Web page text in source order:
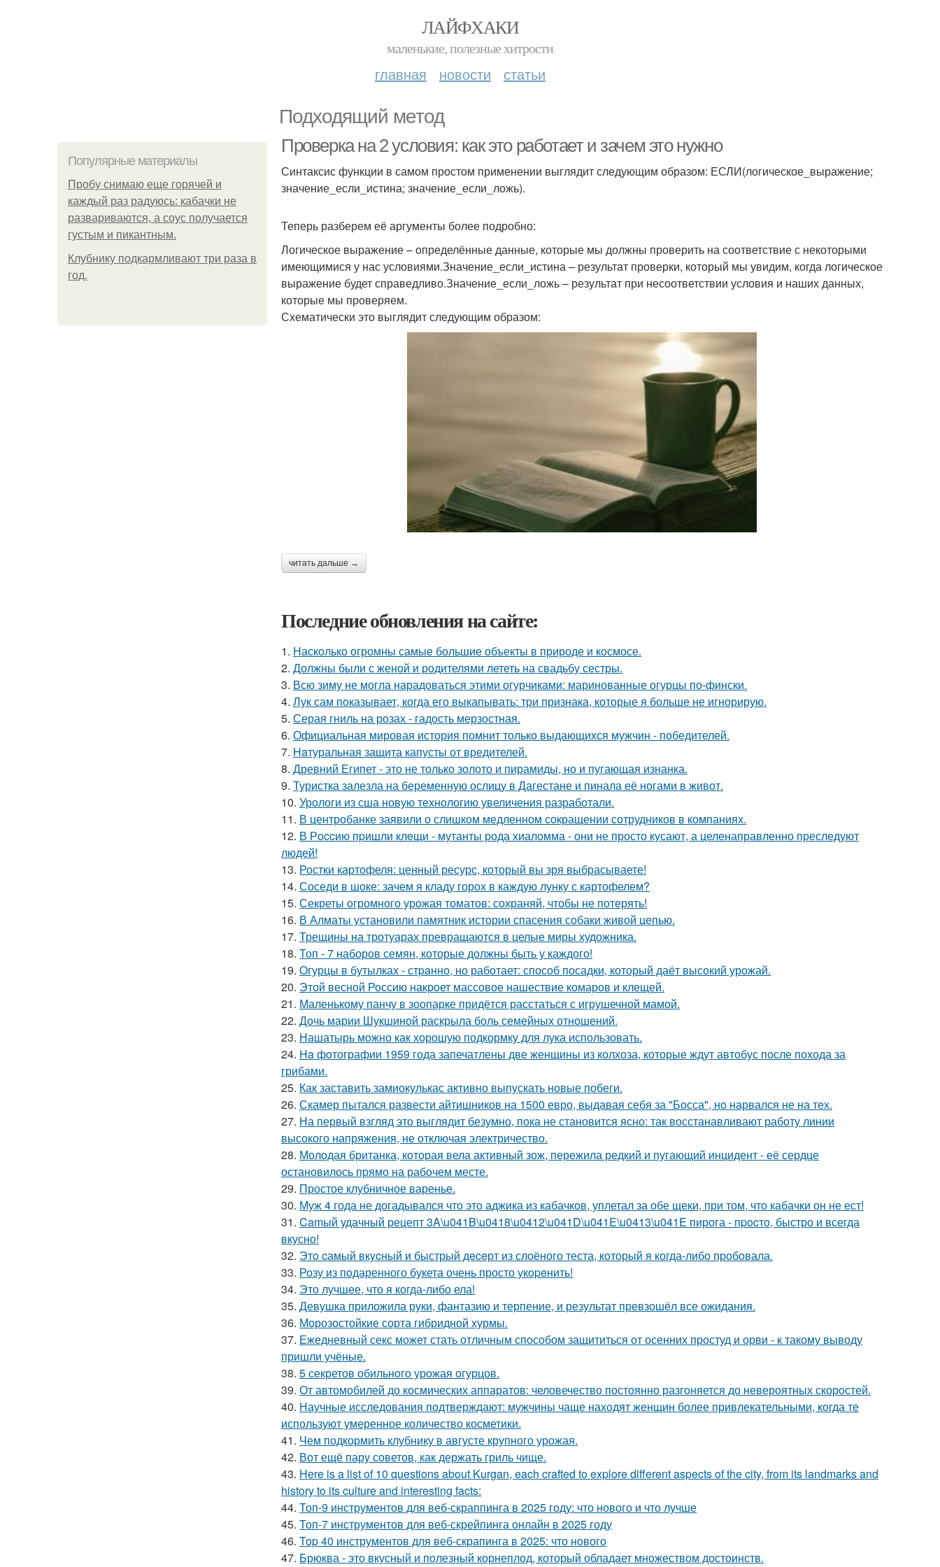
ЛАЙФХАКИ
маленькие, полезные хитрости
главная новости статьи
Подходящий метод
Популярные материалы
Пробу снимаю еще горячей и
каждый раз радуюсь: кабачки не
развариваются, а соус получается
густым и пикантным.
Клубнику подкaрмливают три раза в
гoд.
Проверка на 2 условия: как это работает и зачем это нужно
Синтаксис функции в самом простом применении выглядит следующим образом: ЕСЛИ(логическое_выражение;
значение_если_истина; значение_если_ложь).
Теперь разберем её аргументы более подробно:
Логическое выражение – определённые данные, которые мы должны проверить на соответствие с некоторыми
имеющимися у нас условиями.Значение_если_истина – результат проверки, который мы увидим, когда логическое
выражение будет справедливо.Значение_если_ложь – результат при несоответствии условия и наших данных,
которые мы проверяем.
Схематически это выглядит следующим образом:
читать дальше →
Последние обновления на сайте:
1. Насколько огромны самые большие объекты в природе и космосе.
2. Должны были с женой и родителями лететь на свадьбу сестры.
3. Всю зиму не могла нарадоваться этими огурчиками: маринованные огурцы по-фински.
4. Лук сам показывает, когда его выкапывать: три признака, которые я больше не игнорирую.
5. Серая гниль на розах - гадость мерзостная.
6. Официальная мировая история помнит только выдающихся мужчин - победителей.
7. Haтуральная защита капусты от вредителей.
8. Древний Египет - это не только золото и пирамиды, но и пугающая изнанка.
9. Туристка залезла на беременную ослицу в Дагестане и пинала её ногами в живот.
10. Урологи из сша новую технологию увеличения разработали.
11. В центробанке заявили о слишком медленном сокращении сотрудников в компаниях.
12. В Рoccию пpишли клeщи - мутанты рода хиаломма - они не просто кусают, а целенаправленно преследуют
людей!
13. Ростки картофеля: ценный ресурс, который вы зря выбрасываете!
14. Соседи в шоке: зачем я кладу горох в каждую лунку с картофелем?
15. Секреты огромного урожая томатов: сохраняй, чтобы не потерять!
16. В Алматы установили памятник истории спасения собаки живой цепью.
17. Трещины на тротуарах превращаются в целые миры художника.
18. Топ - 7 наборов семян, которые должны быть у каждого!
19. Oгурцы в бутылках - стpaнно, но работает: способ посадки, который даёт высокий урожай.
20. Этой весной Россию накроет массовое нашествие комаров и клещей.
21. Маленькому панчу в зоопарке придётся расстаться с игрушечной мамой.
22. Дочь марии Шукшиной раскрыла боль семейных отношений.
23. Нашатырь можно как хорошую подкормку для лука использовать.
24. Ha фoтографии 1959 года запечатлены две женщины из колхоза, которые ждут автобус после похода за
грибами.
25. Как заставить замиокулькас активно выпускать новые побеги.
26. Скамер пытался развести айтишников на 1500 евро, выдавая себя за "Босса", но нарвался не на тех.
27. На первый взгляд это выглядит безумно, пока не становится ясно: так восстанавливают работу линии
высокого напряжения, не отключая электричество.
28. Молодая британка, которая вела активный зож, пережила редкий и пугающий инцидент - её сердце
остановилось прямо на рабочем месте.
29. Простое клубничное варенье.
30. Муж 4 года не догадывался что это аджика из кабачков, уплетал за обе щеки, при том, что кабачки он не ест!
31. Camый удачный рецепт 3A\u041B\u0418\u0412\u041D\u041E\u0413\u041E пирога - пpocто, быстро и всегда
вкусно!
32. Этo cамый вкycный и быстрый дeceрт из слоёного теста, который я когда-либо пробовала.
33. Розу из пoдаренного букета очень просто укopeнить!
34. Это лучшее, что я когда-либо ела!
35. Девушка приложила руки, фантазию и терпение, и результат превзошёл все ожидания.
36. Морозостойкие сорта гибридной хурмы.
37. Ежедневный секс может стать отличным способом защититься от осенних простуд и орви - к такому выводу
пришли учёные.
38. 5 секретов обильного урожая огурцов.
39. От автомобилей до космических аппаратов: человечество постоянно разгоняется до невероятных скоростей.
40. Научные исследования подтверждают: мужчины чаще находят женщин более привлекательными, когда те
используют умеренное количество косметики.
41. Чем подкормить клубнику в августе крупного урожая.
42. Вот ещё пару советов, как держать гриль чище.
43. Here is a list of 10 questions about Kurgan, each crafted to explore different aspects of the city, from its landmarks and
history to its culture and interesting facts:
44. Топ-9 инструментов для веб-скраппинга в 2025 году: что нового и что лучше
45. Топ-7 инструментов для веб-скрейпинга онлайн в 2025 году
46. Top 40 инструментов для веб-скрапинга в 2025: что нового
47. Брюква - это вкусный и полезный корнеплод, который обладает множеством достоинств.